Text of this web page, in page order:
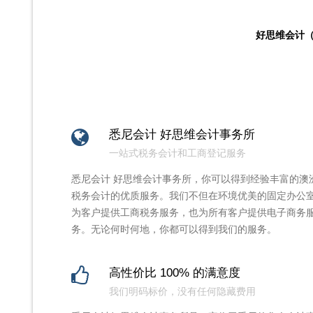
好思维会计
悉尼会计 好思维会计事务所
一站式税务会计和工商登记服务
悉尼会计 好思维会计事务所，你可以得到经验丰富的澳
税务会计的优质服务。我们不但在环境优美的固定办公
为客户提供工商税务服务，也为所有客户提供电子商务
务。无论何时何地，你都可以得到我们的服务。
高性价比 100% 的满意度
我们明码标价，没有任何隐藏费用